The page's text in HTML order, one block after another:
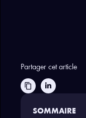
Partager cet article
content_copy
SOMMAIRE